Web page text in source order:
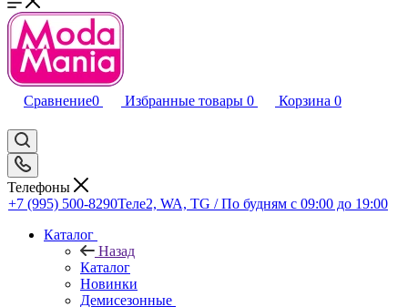
Сравнение0 Избранные товары 0 Корзина 0
Телефоны
+7 (995) 500-8290Теле2, WA, TG / По будням c 09:00 до 19:00
Каталог
Назад
Каталог
Новинки
Демисезонные